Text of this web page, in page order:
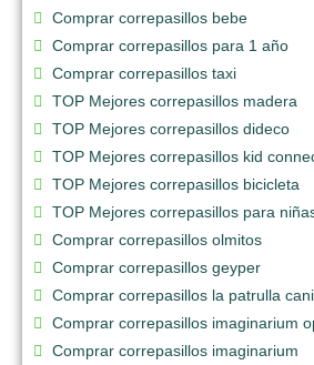
Comprar correpasillos bebe
Comprar correpasillos para 1 año
Comprar correpasillos taxi
TOP Mejores correpasillos madera
TOP Mejores correpasillos dideco
TOP Mejores correpasillos kid
TOP Mejores correpasillos bicicleta
TOP Mejores correpasillos para
Comprar correpasillos olmitos
Comprar correpasillos geyper
Comprar correpasillos la patrulla
Comprar correpasillos imaginarium
Comprar correpasillos imaginarium